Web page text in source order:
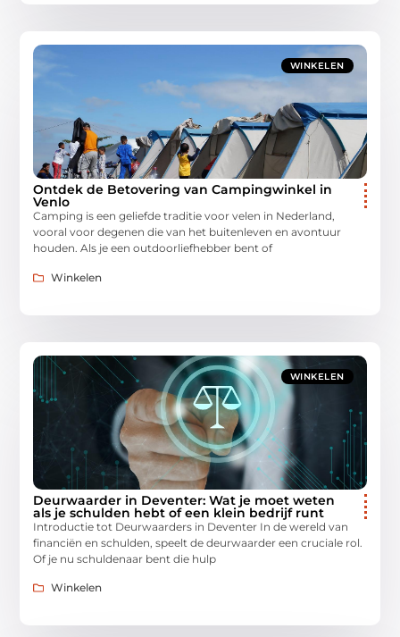
WINKELEN
Ontdek de Betovering van Campingwinkel in
Venlo
Camping is een geliefde traditie voor velen in Nederland,
vooral voor degenen die van het buitenleven en avontuur
houden. Als je een outdoorliefhebber bent of
Winkelen
WINKELEN
Deurwaarder in Deventer: Wat je moet weten
als je schulden hebt of een klein bedrijf runt
Introductie tot Deurwaarders in Deventer In de wereld van
financiën en schulden, speelt de deurwaarder een cruciale rol.
Of je nu schuldenaar bent die hulp
Winkelen